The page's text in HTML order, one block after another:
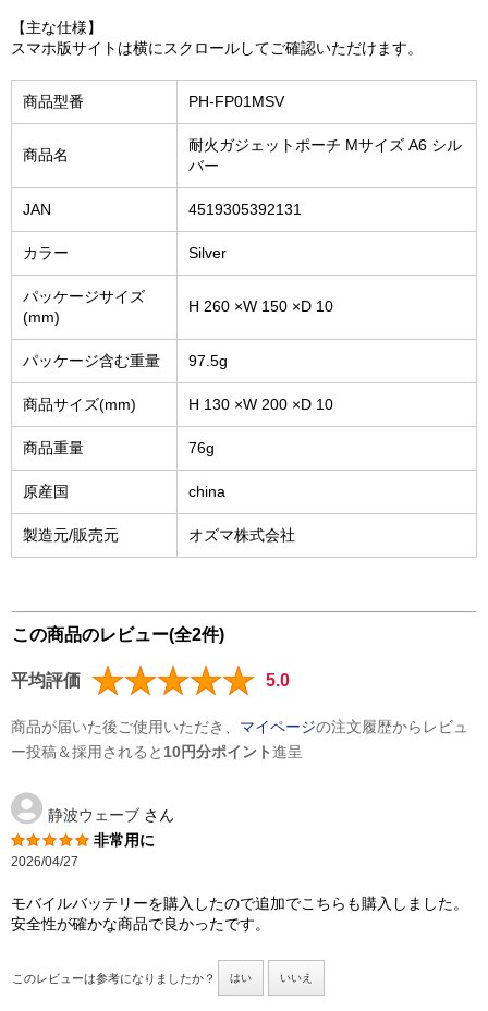
【主な仕様】
スマホ版サイトは横にスクロールしてご確認いただけます。
商品型番 PH-FP01MSV
商品名
耐火ガジェットポーチ Mサイズ A6 シル
バー
JAN 4519305392131
カラー Silver
パッケージサイズ
(mm)
H 260 ×W 150 ×D 10
パッケージ含む重量 97.5g
商品サイズ(mm) H 130 ×W 200 ×D 10
商品重量 76g
原産国 china
製造元/販売元 オズマ株式会社
この商品のレビュー(全2件)
平均評価 5.0
商品が届いた後ご使用いただき、 マイページの注文履歴からレビュ
ー投稿＆採用されると 10円分ポイント進呈
静波ウェーブ さん
非常用に
2026/04/27
モバイルバッテリーを購入したので追加でこちらも購入しました。
安全性が確かな商品で良かったです。
このレビューは参考になりましたか？ はい いいえ